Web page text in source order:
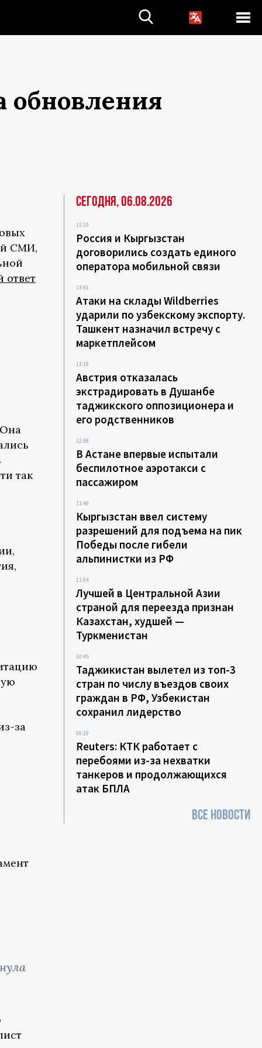
обновления
СМИ,
ответ
так
за
Сегодня, 06.08.2026
15:19
Россия и Кыргызстан
договорились создать единого
оператора мобильной связи
13:41
Атаки на склады Wildberries
ударили по узбекскому экспорту.
Ташкент назначил встречу с
маркетплейсом
13:18
Австрия отказалась
экстрадировать в Душанбе
таджикского оппозиционера и
его родственников
12:58
В Астане впервые испытали
беспилотное аэротакси с
пассажиром
11:49
Кыргызстан ввел систему
разрешений для подъема на пик
Победы после гибели
альпинистки из РФ
11:04
Лучшей в Центральной Азии
страной для переезда признан
Казахстан, худшей —
Туркменистан
10:45
Таджикистан вылетел из топ-3
стран по числу въездов своих
граждан в РФ, Узбекистан
сохранил лидерство
09:19
Reuters: КТК работает с
перебоями из-за нехватки
танкеров и продолжающихся
атак БПЛА
ВСЕ НОВОСТИ